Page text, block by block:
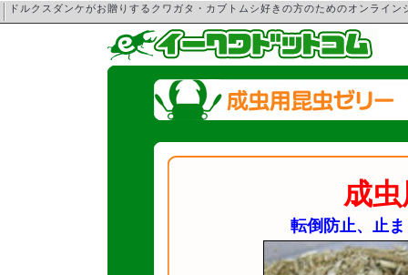
ドルクスダンケがお贈りするクワガタ・カブトムシ好きの方のためのオンライ
成
転倒防止、止